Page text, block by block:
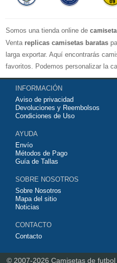
Somos una tienda online de
Venta replicas camisetas baratas
larga exportar. Aquí encontrarás
favoritos. Podemos personalizar la
quieras. Nuestrascamisetas de
tailandesa por lo que estamos
con ella. Estas camisetas tienen un
servirán para jugar al fútbol o
contáctanos y haremos lo posible
posible.
INFORMACIÓN
Aviso de privacidad
Devoluciones y Reembolsos
Condiciones de Uso
AYUDA
Envío
Métodos de Pago
Guía de Tallas
SOBRE NOSOTROS
Sobre Nosotros
Mapa del sitio
Noticias
CONTACTO
Contacto
© 2007-2026 Camisetas de